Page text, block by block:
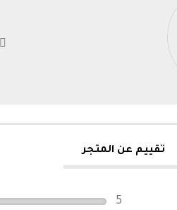
تقييم عن المتجر
5